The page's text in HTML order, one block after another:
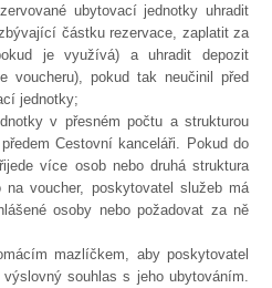
ubytovací jednotky uhradit
částku rezervace, zaplatit za
je využívá) a uhradit depozit
voucheru), pokud tak neučinil před
jednotky;
v přesném počtu a strukturou
Cestovní kanceláři. Pokud do
více osob nebo druhá struktura
na voucher, poskytovatel služeb má
osoby nebo požadovat za ně
mazlíčkem, aby poskytovatel
souhlas s jeho ubytováním.